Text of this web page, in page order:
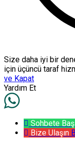
Size daha iyi bir
için üçüncü taraf
ve Kapat
Yardım Et
Sohbete
Bize Ulaşın